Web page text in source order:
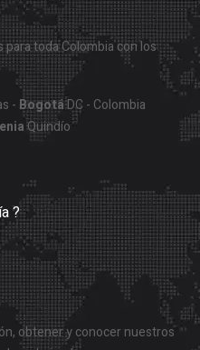
toda Colombia con los
- BogotáDC - Colombia
Quindío
?
obtener y conocer nuestros